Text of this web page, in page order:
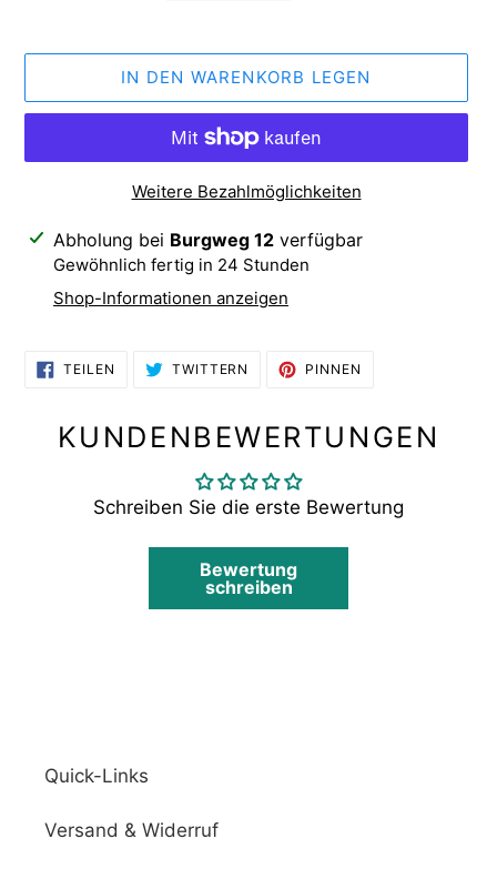
IN DEN WARENKORB LEGEN
Weitere Bezahlmöglichkeiten
Produkt
wird
zum
Abholung bei Burgweg 12 verfügbar
Gewöhnlich fertig in 24 Stunden
Shop-Informationen anzeigen
TEILEN
FACEBOOK
TWITTERN
TWITTER
PINNEN
KUNDENBEWERTUNGEN
Schreiben Sie die erste Bewertung
Bewertung
schreiben
Quick-Links
Versand & Widerruf